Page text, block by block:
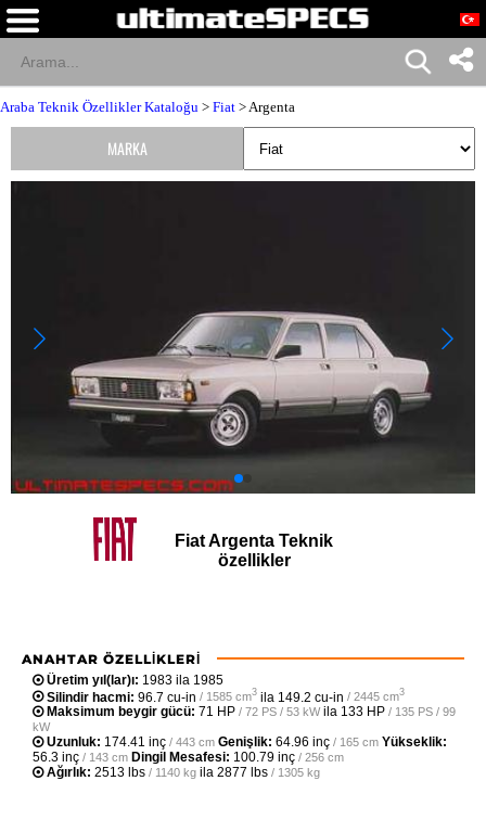
Araba Teknik Özellikler Kataloğu > Fiat > Argenta
Fiat Argenta Teknik
özellikler
ANAHTAR ÖZELLIKLERI
Üretim yıl(lar)ı: 1983 ila 1985
Silindir hacmi: 96.7 cu-in / 1585 cm3 ila 149.2 cu-in / 2445 cm3
Maksimum beygir gücü: 71 HP / 72 PS / 53 kWila 133 HP / 135 PS / 99
kW
Uzunluk: 174.41 inç / 443 cm Genişlik: 64.96 inç / 165 cm Yükseklik:
56.3 inç / 143 cm Dingil Mesafesi: 100.79 inç / 256 cm
Ağırlık: 2513 lbs / 1140 kg ila 2877 lbs / 1305 kg
MARKA